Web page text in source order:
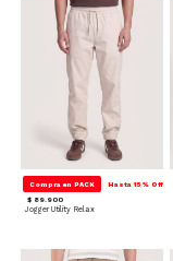
Compra en PACK Hasta 15% Off
$ 89.900
Jogger Utility Relax